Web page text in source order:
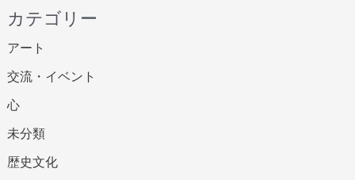
カテゴリー
アート
交流・イベント
心
未分類
歴史文化